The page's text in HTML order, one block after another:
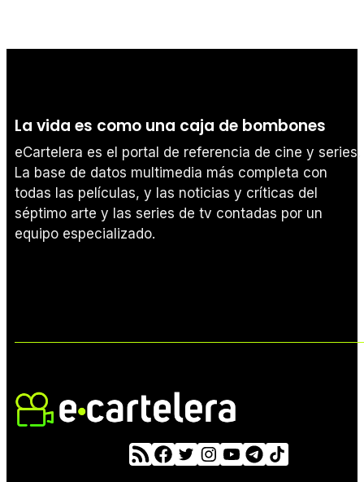
La vida es como una caja de bombones
eCartelera es el portal de referencia de cine y series.
La base de datos multimedia más completa con
todas las películas, y las noticias y críticas del
séptimo arte y las series de tv contadas por un
equipo especializado.